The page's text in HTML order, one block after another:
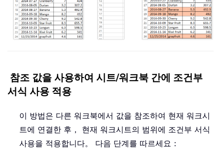
참조 값을 사용하여 시트/워크북 간에 조건부
서식 사용 적용
이 방법은 다른 워크북에서 값을 참조하여 현재 워크시
트에 연결한 후， 현재 워크시트의 범위에 조건부 서식
사용을 적용합니다。 다음 단계를 따르세요：